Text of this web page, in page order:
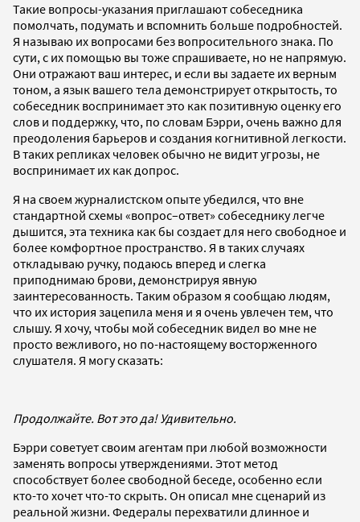
Такие вопросы-указания приглашают собеседника
помолчать, подумать и вспомнить больше подробностей.
Я называю их вопросами без вопросительного знака. По
сути, с их помощью вы тоже спрашиваете, но не напрямую.
Они отражают ваш интерес, и если вы задаете их верным
тоном, а язык вашего тела демонстрирует открытость, то
собеседник воспринимает это как позитивную оценку его
слов и поддержку, что, по словам Бэрри, очень важно для
преодоления барьеров и создания когнитивной легкости.
В таких репликах человек обычно не видит угрозы, не
воспринимает их как допрос.
Я на своем журналистском опыте убедился, что вне
стандартной схемы «вопрос–ответ» собеседнику легче
дышится, эта техника как бы создает для него свободное и
более комфортное пространство. Я в таких случаях
откладываю ручку, подаюсь вперед и слегка
приподнимаю брови, демонстрируя явную
заинтересованность. Таким образом я сообщаю людям,
что их история зацепила меня и я очень увлечен тем, что
слышу. Я хочу, чтобы мой собеседник видел во мне не
просто вежливого, но по-настоящему восторженного
слушателя. Я могу сказать:
Продолжайте. Вот это да! Удивительно.
Бэрри советует своим агентам при любой возможности
заменять вопросы утверждениями. Этот метод
способствует более свободной беседе, особенно если
кто-то хочет что-то скрыть. Он описал мне сценарий из
реальной жизни. Федералы перехватили длинное и